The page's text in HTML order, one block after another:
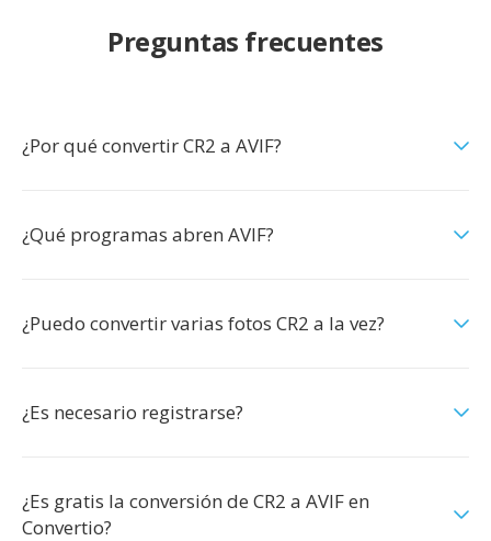
Preguntas frecuentes
¿Por qué convertir CR2 a AVIF?
¿Qué programas abren AVIF?
¿Puedo convertir varias fotos CR2 a la vez?
¿Es necesario registrarse?
¿Es gratis la conversión de CR2 a AVIF en
Convertio?